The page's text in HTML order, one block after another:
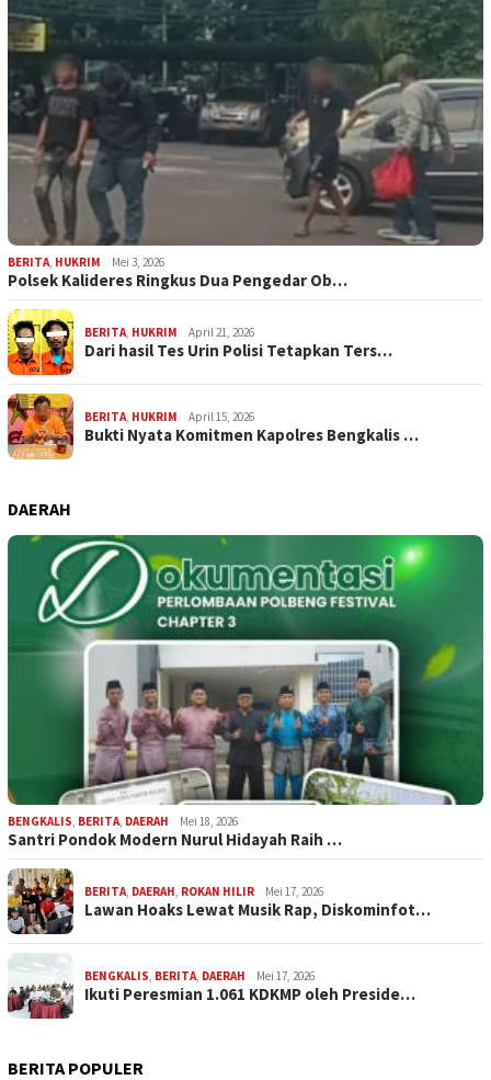
BERITA, HUKRIM Mei 3, 2026
Polsek Kalideres Ringkus Dua Pengedar Ob…
BERITA, HUKRIM April 21, 2026
Dari hasil Tes Urin Polisi Tetapkan Ters…
BERITA, HUKRIM April 15, 2026
Bukti Nyata Komitmen Kapolres Bengkalis …
DAERAH
BENGKALIS BERITA DAERAH Mei 18, 2026
Santri Pondok Modern Nurul Hidayah Raih …
BERITA DAERAH ROKAN HILIR Mei 17, 2026
Lawan Hoaks Lewat Musik Rap, Diskominfot…
BENGKALIS BERITA DAERAH Mei 17, 2026
Ikuti Peresmian 1.061 KDKMP oleh Preside…
BERITA POPULER